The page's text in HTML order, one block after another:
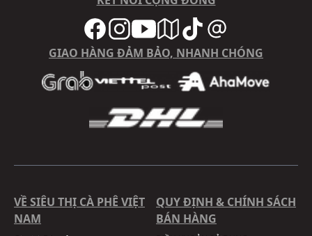
GIAO HÀNG ĐẢM BẢO, NHANH CHÓNG
VỀ SIÊU THỊ CÀ PHÊ VIỆT
NAM
QUY ĐỊNH & CHÍNH SÁCH
BÁN HÀNG